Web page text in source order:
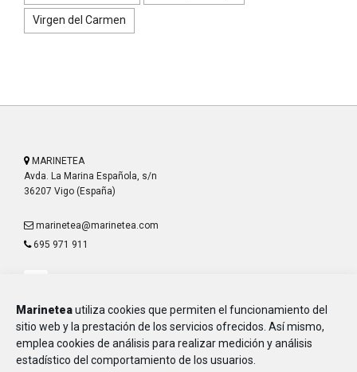
Marineteautiliza cookies que permiten el funcionamiento del
sitio web y la prestación de los servicios ofrecidos. Así mismo,
emplea cookies de análisis para realizar medición y análisis
estadístico del comportamiento de los usuarios.
Virgen del Carmen
MARINETEA
Avda. La Marina Española, s/n
36207 Vigo (España)
marinetea@marinetea.com
695 971 911
Aviso Legal
Política de Privacidad